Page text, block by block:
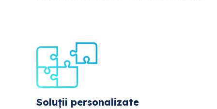
Soluții personalizate